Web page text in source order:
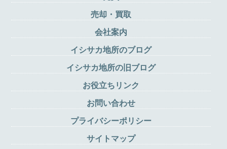
売却・買取
会社案内
イシサカ地所のブログ
イシサカ地所の旧ブログ
お役立ちリンク
お問い合わせ
プライバシーポリシー
サイトマップ